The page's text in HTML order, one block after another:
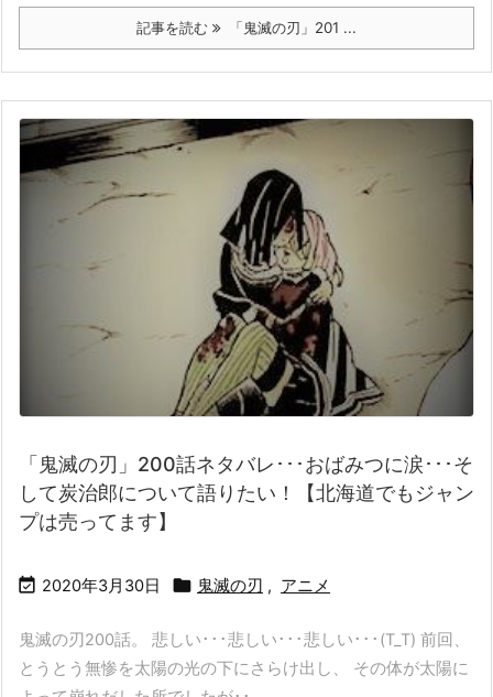
記事を読む 「鬼滅の刃」201 ...
「鬼滅の刃」200話ネタバレ･･･おばみつに涙･･･そ
して炭治郎について語りたい！【北海道でもジャン
プは売ってます】
 2020年3月30日  鬼滅の刃 , アニメ
鬼滅の刃200話。 悲しい･･･悲しい･･･悲しい･･･(T_T) 前回、
とうとう無惨を太陽の光の下にさらけ出し、 その体が太陽に